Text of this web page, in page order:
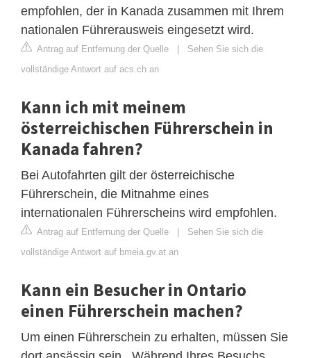
empfohlen, der in Kanada zusammen mit Ihrem
nationalen Führerausweis eingesetzt wird.
Antrag auf Entfernung der Quelle | Sehen Sie sich die
vollständige Antwort auf acs.ch an
Kann ich mit meinem
österreichischen Führerschein in
Kanada fahren?
Bei Autofahrten gilt der österreichische
Führerschein, die Mitnahme eines
internationalen Führerscheins wird empfohlen.
Antrag auf Entfernung der Quelle | Sehen Sie sich die
vollständige Antwort auf bmeia.gv.at an
Kann ein Besucher in Ontario
einen Führerschein machen?
Um einen Führerschein zu erhalten, müssen Sie